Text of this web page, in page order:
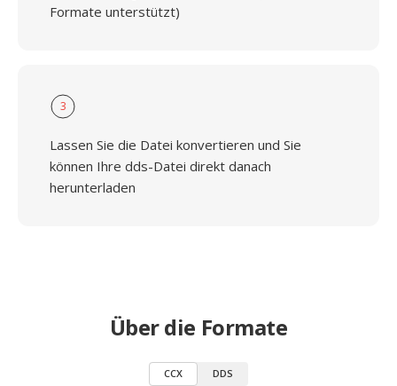
Formate unterstützt)
3
Lassen Sie die Datei konvertieren und Sie
können Ihre dds-Datei direkt danach
herunterladen
Über die Formate
CCX DDS